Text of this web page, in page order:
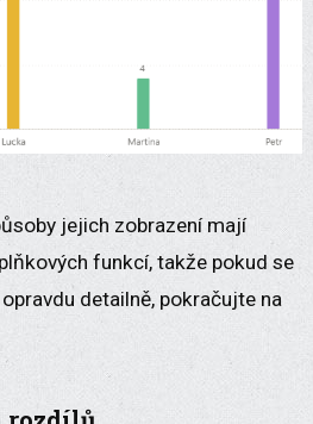
jejich zobrazení mají
funkcí, takže pokud se
detailně, pokračujte na